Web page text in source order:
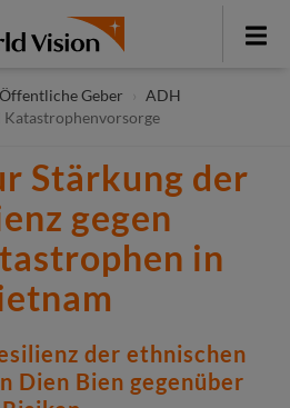
Toggle
Öffentliche Geber
ADH
Katastrophenvorsorge
Stärkung der
gegen
in
der ethnischen
Dien Bien gegenüber